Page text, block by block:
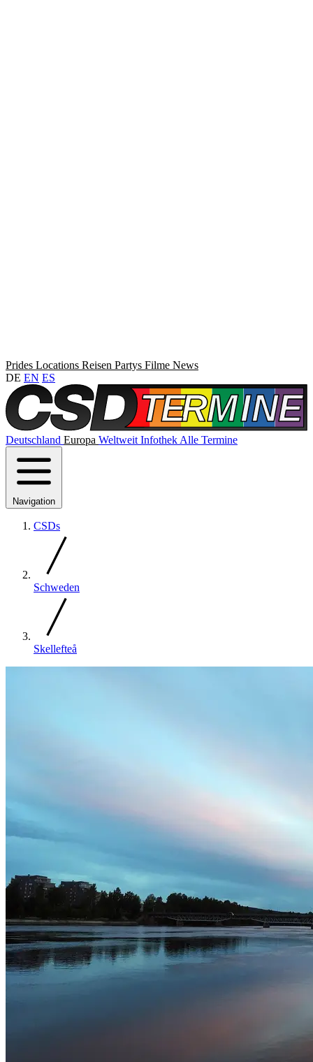
Prides Locations Reisen Partys Filme News
DE EN ES
Deutschland Europa Weltweit Infothek Alle Termine
Navigation
CSDs
Schweden
Skellefteå